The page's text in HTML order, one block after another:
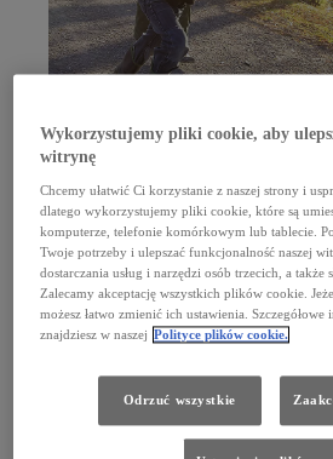
Nasza europejska historia zaczęła się bardzo skromnie.
60. XX wieku, gdy z Japonii sprowadzano niewielkie
rozwijających rynków – nie tylko w zakresie sprzedaży
projektowania, konstruowania i budowy.
Od 1963 roku
W 1963 roku z Japonii sprowadzono 400
europejskiego dystrybutora – Erla Auto, co
>25 000
Zatrudniamy ponad 25 000
11 mld EUR
Od chwili utworzenia naszych pierwszych
Posiadamy 8 zakładów produkcyjnych
Wykorzystujemy pliki cookie, aby
witrynę
Chcemy ułatwić Ci korzystanie z naszej strony i
dlatego wykorzystujemy pliki cookie, które są
komputerze, telefonie komórkowym lub tablecie.
Twoje potrzeby i ulepszać funkcjonalność naszej
dostarczania usług i narzędzi osób trzecich, a także
Zalecamy akceptację wszystkich plików cookie.
możesz łatwo zmienić ich ustawienia.
znajdziesz w naszej Polityce plików cookie.
Odrzuć wszystkie